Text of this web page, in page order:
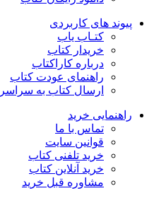
پیوند های کاربردی
کتـاب یاب
خریدار کتاب
درباره کاراکتاب
راهنمای عودت کتاب
ارسال کتاب به
راهنمایی خرید
تماس با ما
قوانین سایت
خرید تلفنی کتاب
خرید آنلاین کتاب
مشاوره قبل خرید